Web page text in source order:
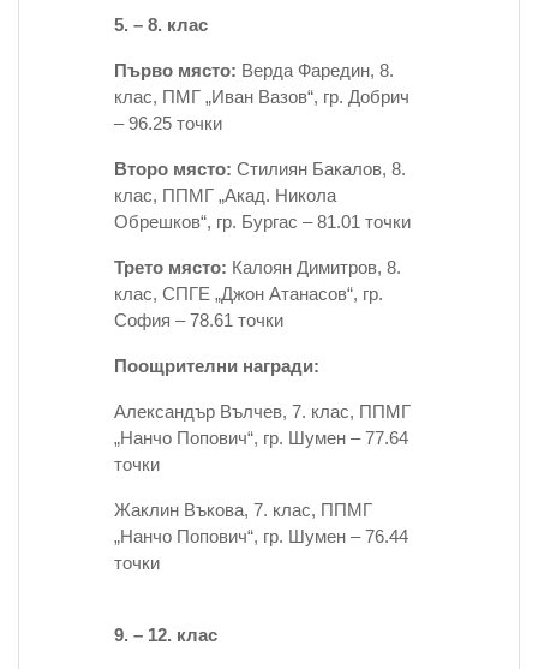
5. – 8. клас
Първо място: Верда Фаредин, 8.
клас, ПМГ „Иван Вазов“, гр. Добрич
– 96.25 точки
Второ място: Стилиян Бакалов, 8.
клас, ППМГ „Акад. Никола
Обрешков“, гр. Бургас – 81.01 точки
Трето място: Калоян Димитров, 8.
клас, СПГЕ „Джон Атанасов“, гр.
София – 78.61 точки
Поощрителни награди:
Александър Вълчев, 7. клас, ППМГ
„Нанчо Попович“, гр. Шумен – 77.64
точки
Жаклин Въкова, 7. клас, ППМГ
„Нанчо Попович“, гр. Шумен – 76.44
точки
9. – 12. клас